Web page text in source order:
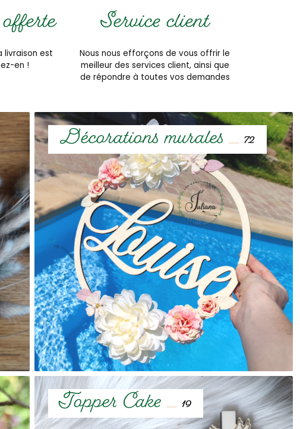
livraison est
en !
Service client
Nous nous efforçons de vous offrir le
meilleur des services client, ainsi que
de répondre à toutes vos demandes
Décorations murales 72
Topper Cake 19